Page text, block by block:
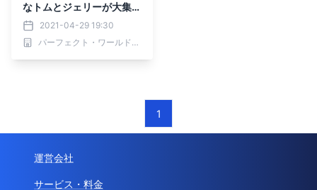
なトムとジェリーが大集合
♪ポーチからネックパース
まで一気にどうぞ
2021-04-29 19:30
パーフェクト・ワールド株式会社
1
運営会社
サービス・料金